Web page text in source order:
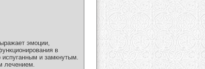
эмоции,
в
и замкнутым.
лечением.